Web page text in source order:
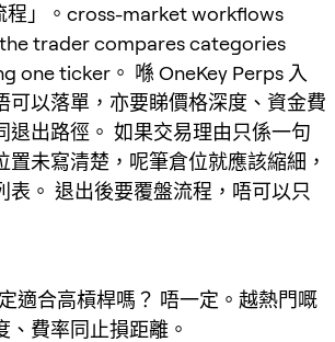
程」。cross-market workflows
trader compares categories
one ticker。 喺 OneKey Perps 入
可以落單，亦要睇價格深度、資金費
退出路徑。 如果交易理由只係一句
置未寫清楚，呢筆倉位就應該縮細，
表。 退出後要覆盤流程，唔可以只
適合高槓桿嗎？ 唔一定。越熱門嘅
、費率同止損距離。